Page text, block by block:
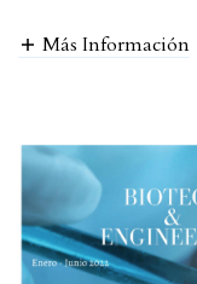
Más Información